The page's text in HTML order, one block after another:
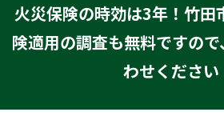
火災保険の時効は3年！竹田
険適用の調査も無料ですの
わせください